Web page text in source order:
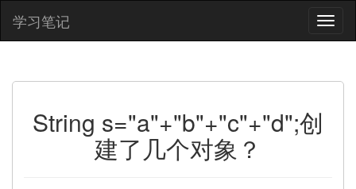
学习笔记
String s="a"+"b"+"c"+"d";创
建了几个对象？